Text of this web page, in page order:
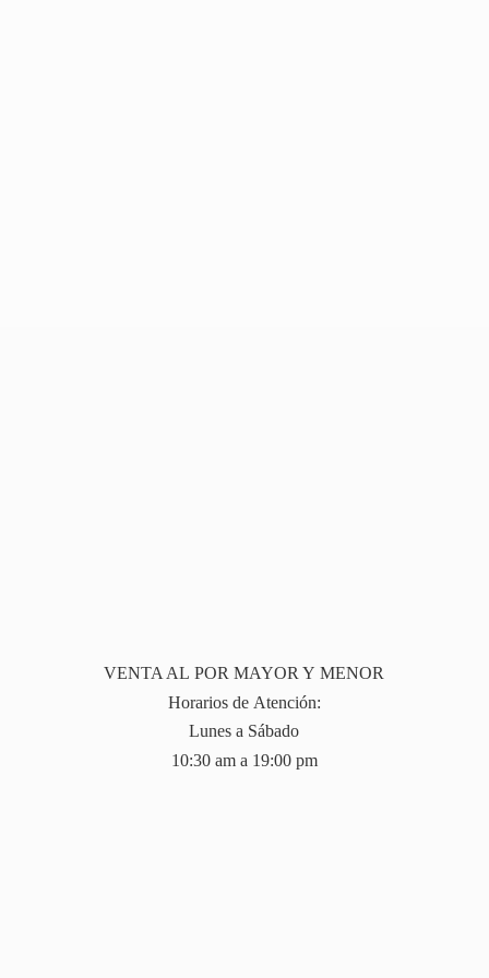
VENTA AL POR MAYOR Y MENOR
Horarios de Atención:
Lunes a Sábado
10:30 am a 19:00 pm